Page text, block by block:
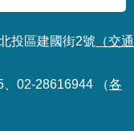
投區建國街2號 （交通
02-28616944 （各